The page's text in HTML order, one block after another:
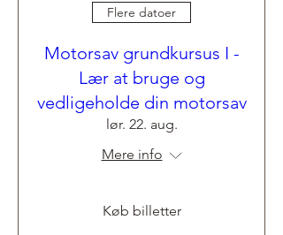
Flere datoer
Motorsav grundkursus I -
Lær at bruge og
vedligeholde din motorsav
lør. 22. aug.
Mere info
Køb billetter